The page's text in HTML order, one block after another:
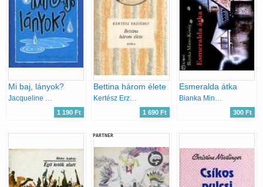
Mi baj, lányok?
1 190 Ft
Bettina három élete
1 690 Ft
Esmeralda átka
300 Ft
PARTNER